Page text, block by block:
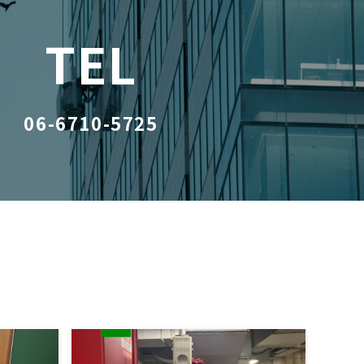
TEL
06-6710-5725